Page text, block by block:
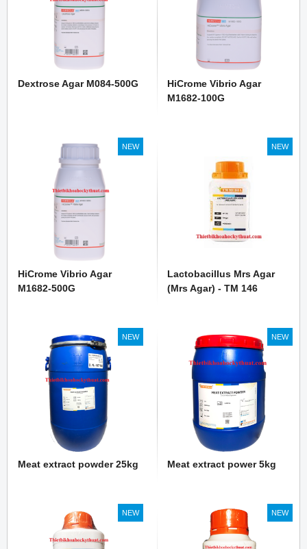
Dextrose Agar M084-500G
HiCrome Vibrio Agar
M1682-100G
NEW
HiCrome Vibrio Agar
M1682-500G
NEW
Lactobacillus Mrs Agar
(Mrs Agar) - TM 146
NEW
Meat extract powder 25kg
NEW
Meat extract power 5kg
NEW NEW